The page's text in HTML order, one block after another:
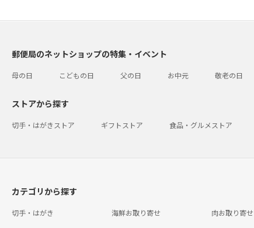
郵便局のネットショップの特集・イベント
母の日 こどもの日 父の日 お中元 敬老の日
ストアから探す
切手・はがきストア ギフトストア 食品・グルメストア
カテゴリから探す
切手・はがき 海鮮お取り寄せ 肉お取り寄せ